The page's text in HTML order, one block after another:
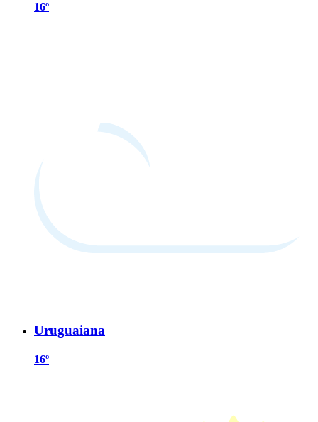
16º
Uruguaiana
16º